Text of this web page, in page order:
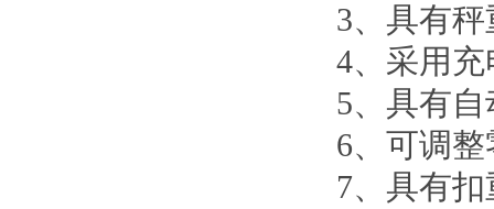
3、具有
4、采用
5、具有
6、可调
7、具有